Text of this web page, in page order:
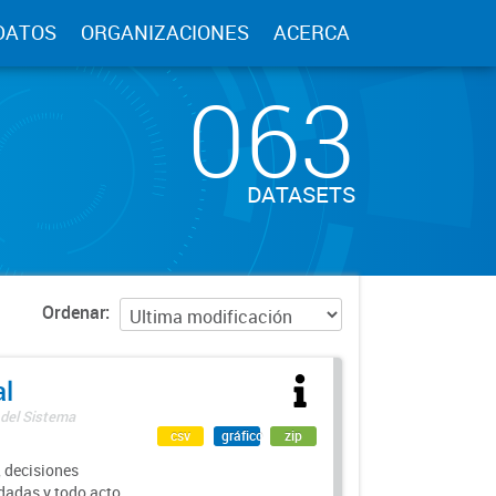
ORGANIZACIONES ACERCA
063
DATASETS
Ordenar
Sistema
csv gráfico zip